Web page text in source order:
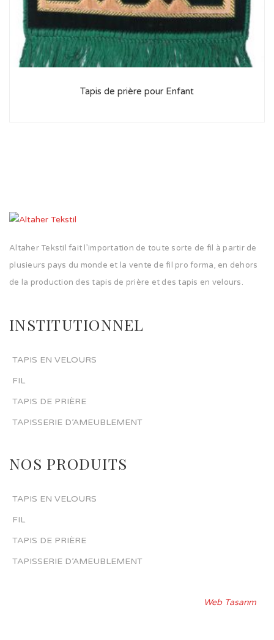
Tapis de prière pour Enfant
Altaher Tekstil fait l’importation de toute sorte de fil à partir de
plusieurs pays du monde et la vente de fil pro forma, en dehors
de la production des tapis de prière et des tapis en velours.
INSTITUTIONNEL
TAPIS EN VELOURS
FIL
TAPIS DE PRIÈRE
TAPISSERIE D’AMEUBLEMENT
NOS PRODUITS
TAPIS EN VELOURS
FIL
TAPIS DE PRIÈRE
TAPISSERIE D’AMEUBLEMENT
Web Tasarım